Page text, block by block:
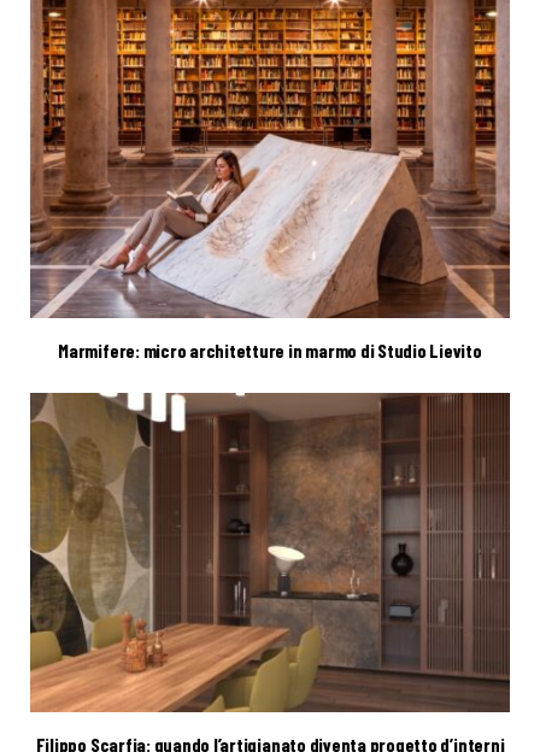
Marmifere: micro architetture in marmo di Studio Lievito
Filippo Scarfia: quando l’artigianato diventa progetto d’interni